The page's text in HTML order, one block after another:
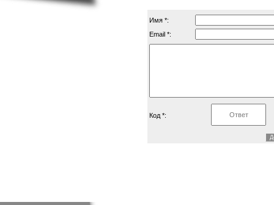
Имя *:
Email *:
Код *: